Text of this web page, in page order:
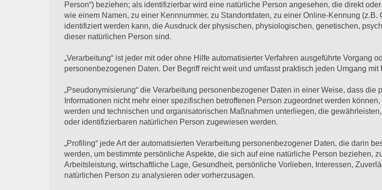
Person“) beziehen; als identifizierbar wird eine natürliche Person angesehen, die direkt
wie einem Namen, zu einer Kennnummer, zu Standortdaten, zu einer Online-Kennung
identifiziert werden kann, die Ausdruck der physischen, physiologischen, genetischen,
dieser natürlichen Person sind.
„Verarbeitung“ ist jeder mit oder ohne Hilfe automatisierter Verfahren ausgeführte Vorgang
personenbezogenen Daten. Der Begriff reicht weit und umfasst praktisch jeden Umgang mit
„Pseudonymisierung“ die Verarbeitung personenbezogener Daten in einer Weise, dass
Informationen nicht mehr einer spezifischen betroffenen Person zugeordnet werden
werden und technischen und organisatorischen Maßnahmen unterliegen, die
oder identifizierbaren natürlichen Person zugewiesen werden.
„Profiling“ jede Art der automatisierten Verarbeitung personenbezogener Daten, die darin
werden, um bestimmte persönliche Aspekte, die sich auf eine natürliche Person beziehen,
Arbeitsleistung, wirtschaftliche Lage, Gesundheit, persönliche Vorlieben, Interessen,
natürlichen Person zu analysieren oder vorherzusagen.